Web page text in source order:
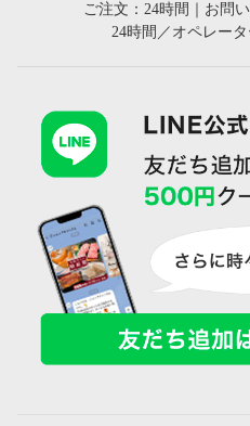
ご注文：24時間｜お問
24時間／オペレー